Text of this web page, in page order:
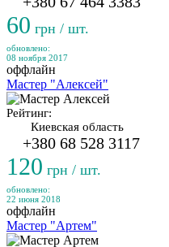
60 грн / шт.
обновлено:
08 ноября 2017
оффлайн
Мастер "Алексей"
Рейтинг:
Киевская область
+380 68 528 3117
120 грн / шт.
обновлено:
22 июня 2018
оффлайн
Мастер "Артем"